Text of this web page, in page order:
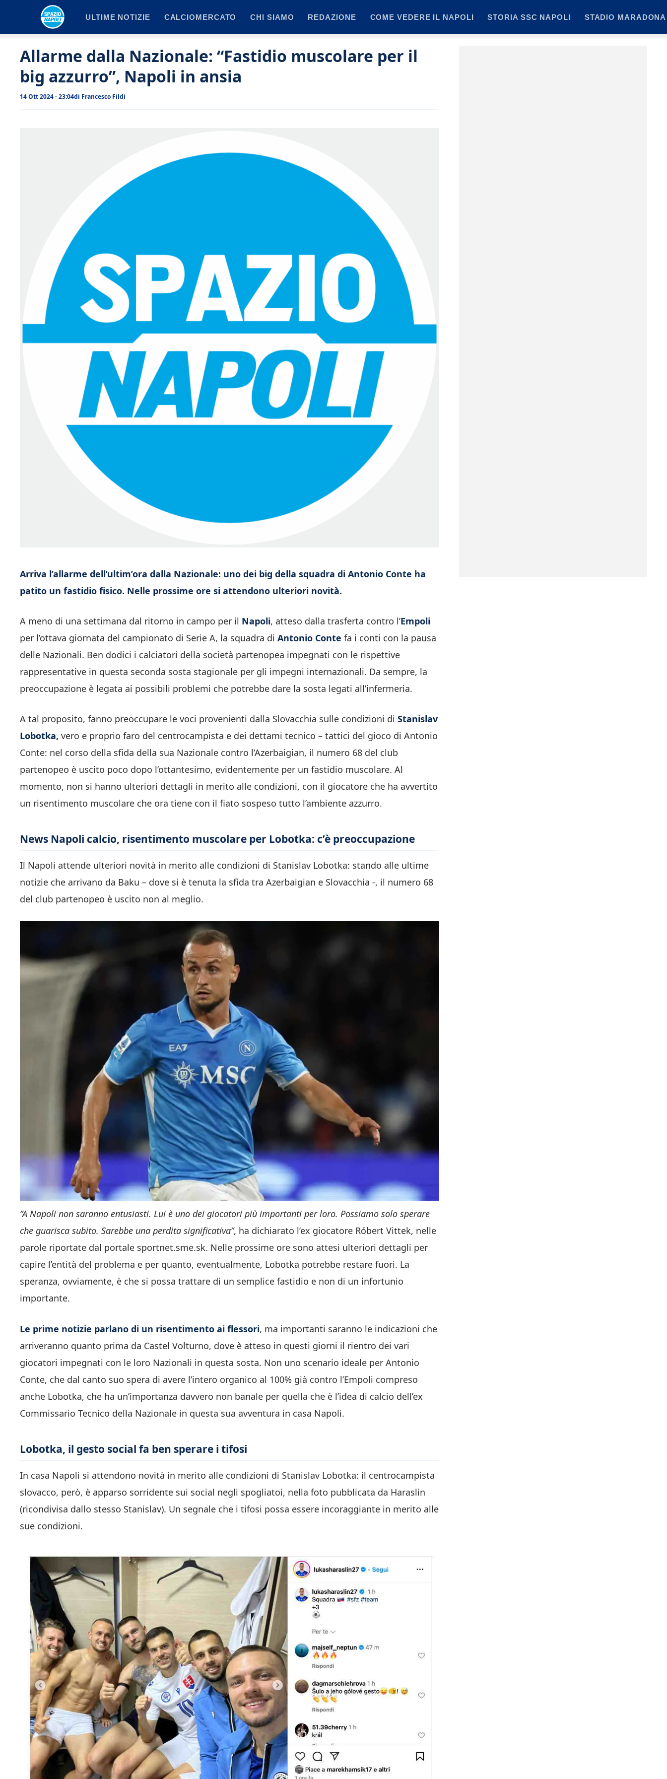
ULTIME NOTIZIE CALCIOMERCATO CHI SIAMO REDAZIONE COME VEDERE IL NAPOLI STORIA SSC NAPOLI STADIO MARADONA
Allarme dalla Nazionale: “Fastidio muscolare per il
big azzurro”, Napoli in ansia
14 Ott 2024 - 23:04di Francesco Fildi
Arriva l’allarme dell’ultim’ora dalla Nazionale: uno dei big della squadra di Antonio Conte ha
patito un fastidio fisico. Nelle prossime ore si attendono ulteriori novità.
A meno di una settimana dal ritorno in campo per il Napoli, atteso dalla trasferta contro l’Empoli
per l’ottava giornata del campionato di Serie A, la squadra di Antonio Conte fa i conti con la pausa
delle Nazionali. Ben dodici i calciatori della società partenopea impegnati con le rispettive
rappresentative in questa seconda sosta stagionale per gli impegni internazionali. Da sempre, la
preoccupazione è legata ai possibili problemi che potrebbe dare la sosta legati all’infermeria.
A tal proposito, fanno preoccupare le voci provenienti dalla Slovacchia sulle condizioni di Stanislav
Lobotka, vero e proprio faro del centrocampista e dei dettami tecnico – tattici del gioco di Antonio
Conte: nel corso della sfida della sua Nazionale contro l’Azerbaigian, il numero 68 del club
partenopeo è uscito poco dopo l’ottantesimo, evidentemente per un fastidio muscolare. Al
momento, non si hanno ulteriori dettagli in merito alle condizioni, con il giocatore che ha avvertito
un risentimento muscolare che ora tiene con il fiato sospeso tutto l’ambiente azzurro.
News Napoli calcio, risentimento muscolare per Lobotka: c’è preoccupazione
Il Napoli attende ulteriori novità in merito alle condizioni di Stanislav Lobotka: stando alle ultime
notizie che arrivano da Baku – dove si è tenuta la sfida tra Azerbaigian e Slovacchia -, il numero 68
del club partenopeo è uscito non al meglio.
“A Napoli non saranno entusiasti. Lui è uno dei giocatori più importanti per loro. Possiamo solo sperare
che guarisca subito. Sarebbe una perdita significativa”, ha dichiarato l’ex giocatore Róbert Vittek, nelle
parole riportate dal portale sportnet.sme.sk. Nelle prossime ore sono attesi ulteriori dettagli per
capire l’entità del problema e per quanto, eventualmente, Lobotka potrebbe restare fuori. La
speranza, ovviamente, è che si possa trattare di un semplice fastidio e non di un infortunio
importante.
Le prime notizie parlano di un risentimento ai flessori, ma importanti saranno le indicazioni che
arriveranno quanto prima da Castel Volturno, dove è atteso in questi giorni il rientro dei vari
giocatori impegnati con le loro Nazionali in questa sosta. Non uno scenario ideale per Antonio
Conte, che dal canto suo spera di avere l’intero organico al 100% già contro l’Empoli compreso
anche Lobotka, che ha un’importanza davvero non banale per quella che è l’idea di calcio dell’ex
Commissario Tecnico della Nazionale in questa sua avventura in casa Napoli.
Lobotka, il gesto social fa ben sperare i tifosi
In casa Napoli si attendono novità in merito alle condizioni di Stanislav Lobotka: il centrocampista
slovacco, però, è apparso sorridente sui social negli spogliatoi, nella foto pubblicata da Haraslin
(ricondivisa dallo stesso Stanislav). Un segnale che i tifosi possa essere incoraggiante in merito alle
sue condizioni.